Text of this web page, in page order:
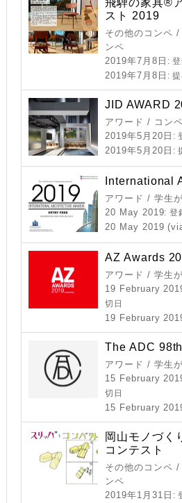
スト 2019
その他のコンペ
ンペ
2019年7月8日 :
2019年7月8日 :
JID AWARD
アワード / コン
2019年5月20日 :
2019年5月20日 :
International
アワード / 学生
20 May 2019: 登
20 May 2019
AZ Awards
アワード / 学生
19 February
切日
19 February
The ADC
アワード / 学生
15 February
切日
15 February
岡山モノづく
コンテスト
その他のコンペ
ンペ
2019年1月31日 :